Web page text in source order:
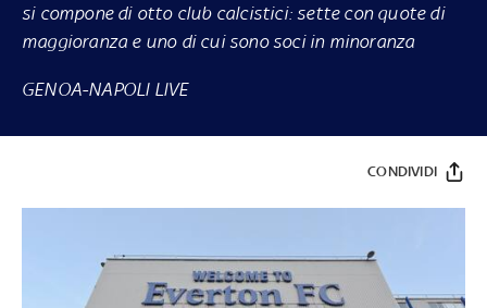
si compone di otto club calcistici: sette con quote di
maggioranza e uno di cui sono soci in minoranza
GENOA-NAPOLI LIVE
CONDIVIDI